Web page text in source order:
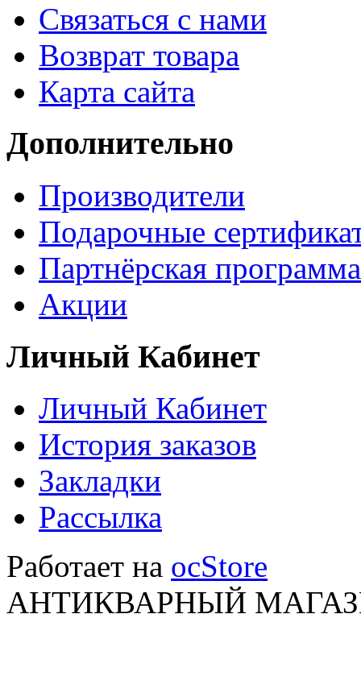
Связаться с нами
Возврат товара
Карта сайта
Дополнительно
Производители
Подарочные
Партнёрская программа
Акции
Личный Кабинет
Личный Кабинет
История заказов
Закладки
Рассылка
Работает на ocStore
АНТИКВАРНЫЙ